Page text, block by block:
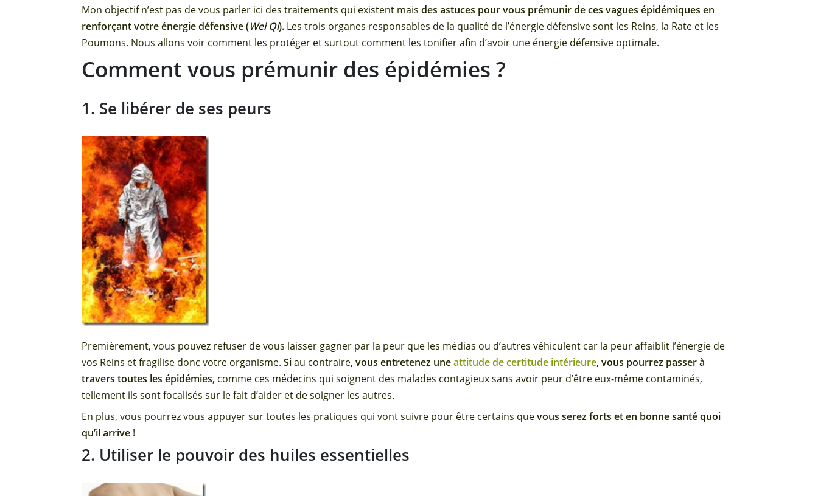
Mon objectif n’est pas de vous parler ici des traitements qui existent maisdes astuces pour vous prémunir de ces vagues épidémiques en
renforçant votre énergie défensive (Wei Qi). Les trois organes responsables de la qualité de l’énergie défensive sont les Reins, la Rate et les
Poumons. Nous allons voir comment les protéger et surtout comment les tonifier afin d’avoir une énergie défensive optimale.
Comment vous prémunir des épidémies ?
1. Se libérer de ses peurs
Premièrement, vous pouvez refuser de vous laisser gagner par la peur que les médias ou d’autres véhiculent car la peur affaiblit l’énergie de
vos Reins et fragilise donc votre organisme.Siau contraire,vous entretenez uneattitude de certitude intérieure, vous pourrez passer à
travers toutes les épidémies, comme ces médecins qui soignent des malades contagieux sans avoir peur d’être eux-même contaminés,
tellement ils sont focalisés sur le fait d’aider et de soigner les autres.
En plus, vous pourrez vous appuyer sur toutes les pratiques qui vont suivre pour être certains quevous serez forts et en bonne santé quoi
qu’il arrive !
2. Utiliser le pouvoir des huiles essentielles